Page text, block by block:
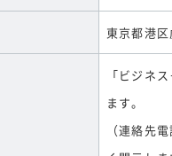
東京都港
「ビジネ
ます。
（連絡先